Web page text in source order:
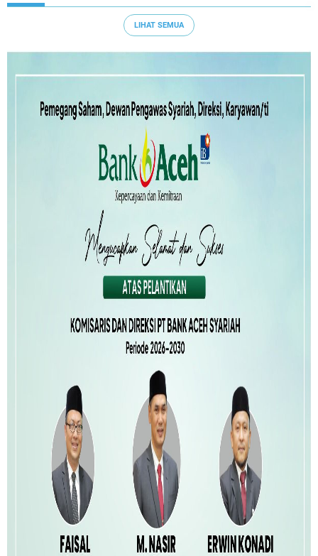
LIHAT SEMUA